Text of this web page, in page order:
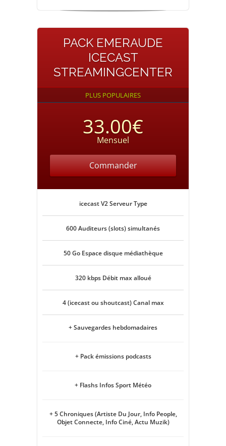
PACK EMERAUDE
ICECAST
STREAMINGCENTER
PLUS POPULAIRES
33.00€
Mensuel
Commander
icecast V2 Serveur Type
600 Auditeurs (slots) simultanés
50 Go Espace disque médiathèque
320 kbps Débit max alloué
4 (icecast ou shoutcast) Canal max
+ Sauvegardes hebdomadaires
+ Pack émissions podcasts
+ Flashs Infos Sport Météo
+ 5 Chroniques (Artiste Du Jour, Info People,
Objet Connecte, Info Ciné, Actu Muzik)